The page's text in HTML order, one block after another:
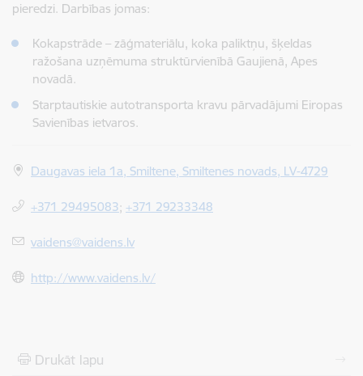
pieredzi. Darbības jomas:
Kokapstrāde – zāģmateriālu, koka paliktņu, šķeldas
ražošana uzņēmuma struktūrvienībā Gaujienā, Apes
novadā.
Starptautiskie autotransporta kravu pārvadājumi Eiropas
Savienības ietvaros.
Daugavas iela 1a, Smiltene, Smiltenes novads, LV-4729
+371 29495083; +371 29233348
vaidens@vaidens.lv
http://www.vaidens.lv/
Drukāt lapu